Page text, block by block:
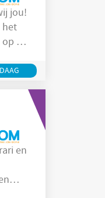
jou!
het
de
en
en